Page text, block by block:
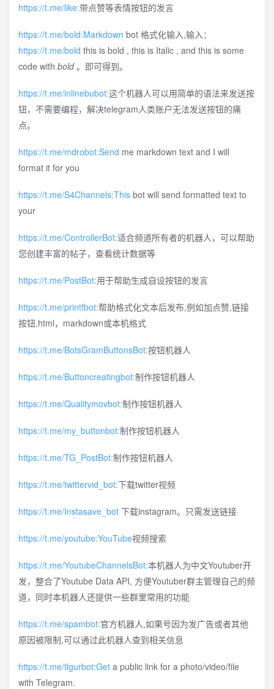
https://t.me/like:带点赞等表情按钮的发言
https://t.me/bold:Markdown bot 格式化输入,输入：
https://t.me/bold this is bold , this is Italic , and this is some
code with bold。即可得到。
https://t.me/inlinebubot:这个机器人可以用简单的语法来发送按
钮，不需要编程，解决telegram人类账户无法发送按钮的痛
点。
https://t.me/mdrobot:Send me markdown text and I will
format it for you
https://t.me/S4Channels:This bot will send formatted text to
your
https://t.me/ControllerBot:适合频道所有者的机器人，可以帮助
您创建丰富的帖子，查看统计数据等
https://t.me/PostBot:用于帮助生成自设按钮的发言
https://t.me/printfbot:帮助格式化文本后发布,例如加点赞,链接
按钮,html，markdown或本机格式
https://t.me/BotsGramButtonsBot:按钮机器人
https://t.me/Buttoncreatingbot:制作按钮机器人
https://t.me/Qualitymovbot:制作按钮机器人
https://t.me/my_buttonbot:制作按钮机器人
https://t.me/TG_PostBot:制作按钮机器人
https://t.me/twittervid_bot:下载twitter视频
https://t.me/Instasave_bot 下载instagram。只需发送链接
https://t.me/youtube:YouTube视频搜索
https://t.me/YoutubeChannelsBot:本机器人为中文Youtuber开
发，整合了Youtube Data API, 方便Youtuber群主管理自己的频
道，同时本机器人还提供一些群里常用的功能
https://t.me/spambot:官方机器人,如果号因为发广告或者其他
原因被限制,可以通过此机器人查到相关信息
https://t.me/tlgurbot:Get a public link for a photo/video/file
with Telegram.